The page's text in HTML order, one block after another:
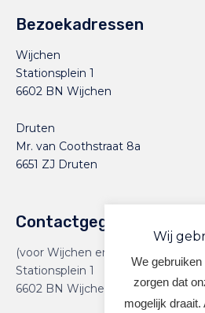
Bezoekadressen
Wijchen
Stationsplein 1
6602 BN Wijchen
Druten
Mr. van Coothstraat 8a
6651 ZJ Druten
Contactgegevens
(voor Wijchen en Druten)
Stationsplein 1
6602 BN Wijchen
Wij
We
zorgen dat
mogelijk draait.